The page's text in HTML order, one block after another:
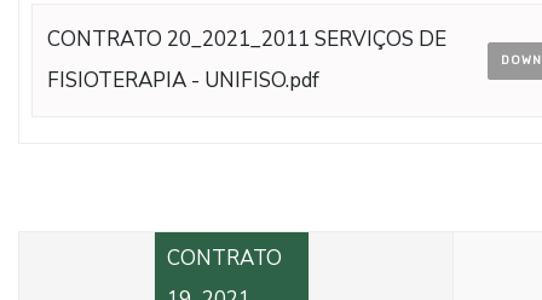
CONTRATO 20_2021_2011 SERVIÇOS DE
FISIOTERAPIA - UNIFISO.pdf
CONTRATO